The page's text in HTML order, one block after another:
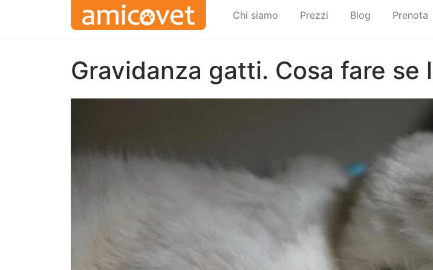
Chi siamo Prezzi Blog Prenota
Gravidanza gatti. Cosa fare